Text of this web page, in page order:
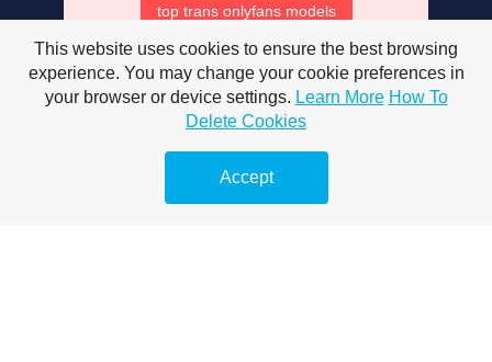
top trans onlyfans models
beat trans onlyfans
onlyfans top couples
trans onlyfans accounts
This website uses cookies to ensure the best browsing
experience. You may change your cookie preferences in
your browser or device settings. Learn More How To
Delete Cookies
Accept